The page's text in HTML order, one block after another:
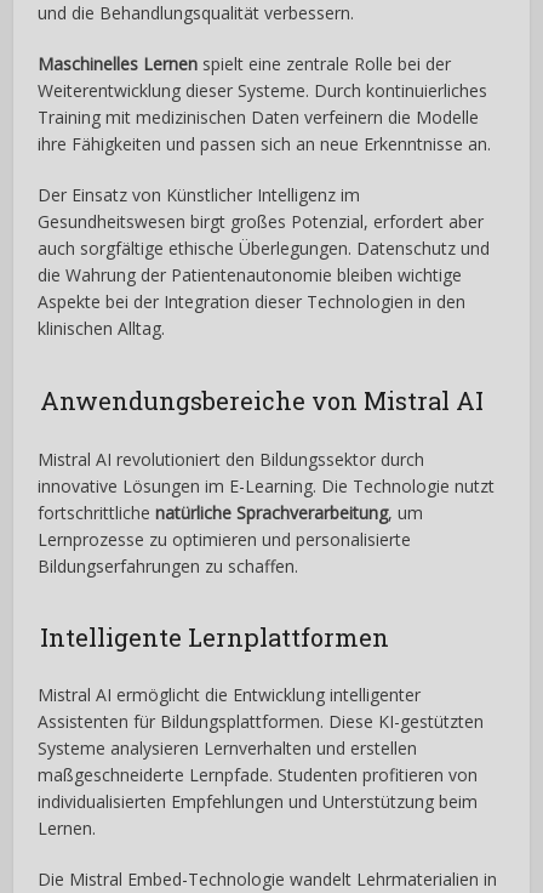
und die Behandlungsqualität verbessern.
Maschinelles Lernen spielt eine zentrale Rolle bei der
Weiterentwicklung dieser Systeme. Durch kontinuierliches
Training mit medizinischen Daten verfeinern die Modelle
ihre Fähigkeiten und passen sich an neue Erkenntnisse an.
Der Einsatz von Künstlicher Intelligenz im
Gesundheitswesen birgt großes Potenzial, erfordert aber
auch sorgfältige ethische Überlegungen. Datenschutz und
die Wahrung der Patientenautonomie bleiben wichtige
Aspekte bei der Integration dieser Technologien in den
klinischen Alltag.
Anwendungsbereiche von Mistral AI
Mistral AI revolutioniert den Bildungssektor durch
innovative Lösungen im E-Learning. Die Technologie nutzt
fortschrittlichenatürliche Sprachverarbeitung, um
Lernprozesse zu optimieren und personalisierte
Bildungserfahrungen zu schaffen.
Intelligente Lernplattformen
Mistral AI ermöglicht die Entwicklung intelligenter
Assistenten für Bildungsplattformen. Diese KI-gestützten
Systeme analysieren Lernverhalten und erstellen
maßgeschneiderte Lernpfade. Studenten profitieren von
individualisierten Empfehlungen und Unterstützung beim
Lernen.
Die Mistral Embed-Technologie wandelt Lehrmaterialien in